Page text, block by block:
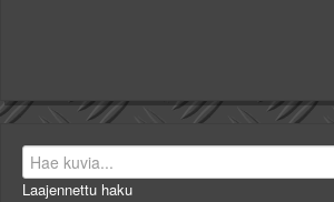
Laajennettu haku